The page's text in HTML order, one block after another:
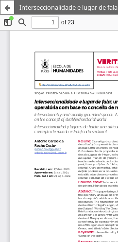
Interseccionalidade e lugar de fala